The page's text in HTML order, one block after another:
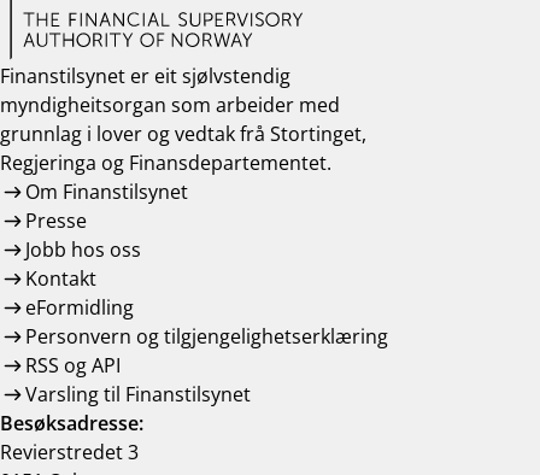
Finanstilsynet er eit sjølvstendig
myndigheitsorgan som arbeider med
grunnlag i lover og vedtak frå Stortinget,
Regjeringa og Finansdepartementet.
Om Finanstilsynet
Presse
Jobb hos oss
Kontakt
eFormidling
Personvern og tilgjengelighetserklæring
RSS og API
Varsling til Finanstilsynet
Besøksadresse:
Revierstredet 3